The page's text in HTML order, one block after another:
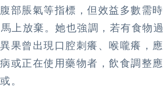
部脹氣等指標，但效益多數需時
上放棄。她也強調，若有食物過
果曾出現口腔刺癢、喉嚨癢，應
或正在使用藥物者，飲食調整應
。